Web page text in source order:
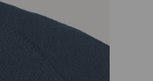
Gruppe ist essenziell und kann